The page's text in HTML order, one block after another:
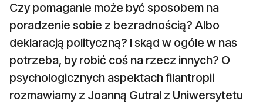
Czy pomaganie może być sposobem na
poradzenie sobie z bezradnością? Albo
deklaracją polityczną? I skąd w ogóle w nas
potrzeba, by robić coś na rzecz innych? O
psychologicznych aspektach filantropii
rozmawiamy z Joanną Gutral z Uniwersytetu